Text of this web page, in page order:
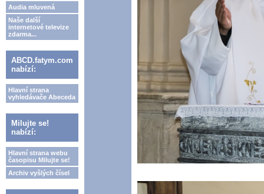
Audia mluvená
Naše další
internetové televize
zdarma...
ABCD.fatym.com
nabízí:
Hlavní strana
vyhledávače Abeceda
Milujte se!
nabízí:
Hlavní strana webu
časopisu Milujte se!
Archiv vyšlých čísel